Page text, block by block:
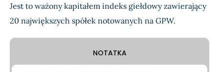
Jest to ważony kapitałem indeks giełdowy zawierający
20 największych spółek notowanych na GPW.
NOTATKA